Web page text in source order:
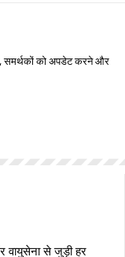
समर्थकों को अपडेट करने और
वायुसेना से जुड़ी हर